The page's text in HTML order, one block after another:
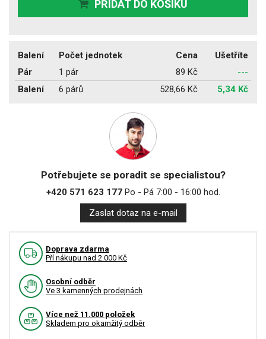
PŘIDAT DO KOŠÍKU
Balení Počet jednotek Cena
Ušetříte
Pár
1 pár 89 Kč
---
Balení
6 párů 528,66 Kč 5,34 Kč
Potřebujete se poradit se specialistou?
+420 571 623 177Po - Pá 7:00 - 16:00 hod.
Zaslat dotaz na e-mail
Doprava zdarma
Pří nákupu nad 2.000 Kč
Osobní odběr
Ve 3 kamenných prodejnách
Více než 11.000 položek
Skladem pro okamžitý odběr